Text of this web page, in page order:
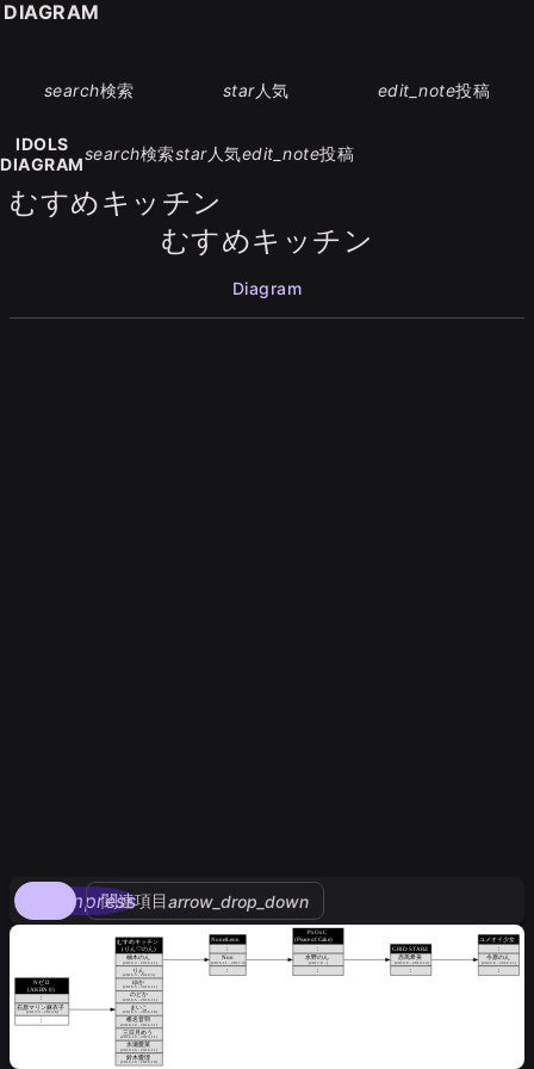
search検索 star人気 edit_note投稿
IDOLS
DIAGRAM
search検索star人気edit_note投稿
むすめキッチン
むすめキッチン
Diagram
compress
関連項目arrow_drop_down